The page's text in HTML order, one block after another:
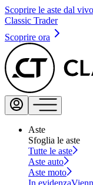
Scoprire le aste dal vivo
Classic Trader
Scoprire ora
Aste
Sfoglia le aste
Tutte le aste
Aste auto
Aste moto
In evidenza